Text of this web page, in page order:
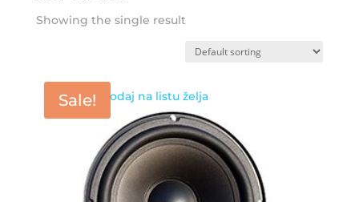
Showing the single result
Sale! Dodaj na listu želja